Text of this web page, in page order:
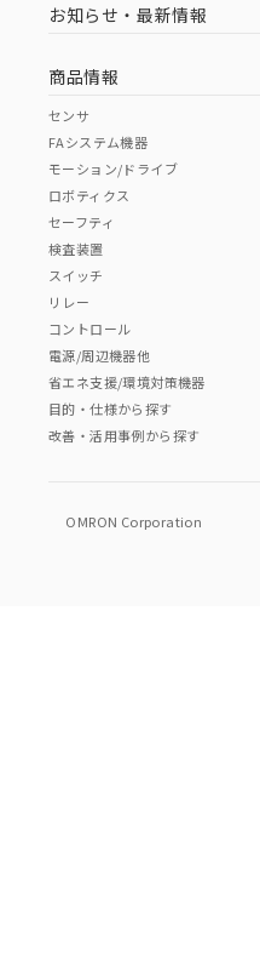
お知らせ・最新情報
商品情報
センサ
FAシステム機器
モーション/ドライブ
ロボティクス
セーフティ
検査装置
スイッチ
リレー
コントロール
電源/周辺機器他
省エネ支援/環境対策機器
目的・仕様から探す
改善・活用事例から探す
OMRON Corporation